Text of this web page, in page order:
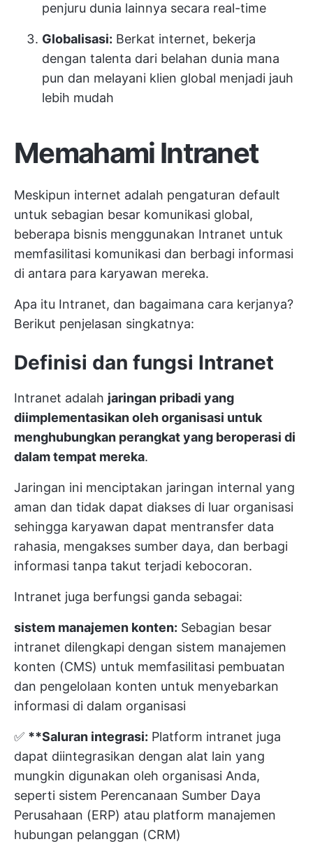
penjuru dunia lainnya secara real-time
Globalisasi: Berkat internet, bekerja
dengan talenta dari belahan dunia mana
pun dan melayani klien global menjadi jauh
lebih mudah
Memahami Intranet
Meskipun internet adalah pengaturan default
untuk sebagian besar komunikasi global,
beberapa bisnis menggunakan Intranet untuk
memfasilitasi komunikasi dan berbagi informasi
di antara para karyawan mereka.
Apa itu Intranet, dan bagaimana cara kerjanya?
Berikut penjelasan singkatnya:
Definisi dan fungsi Intranet
Intranet adalah jaringan pribadi yang
diimplementasikan oleh organisasi untuk
menghubungkan perangkat yang beroperasi di
dalam tempat mereka.
Jaringan ini menciptakan jaringan internal yang
aman dan tidak dapat diakses di luar organisasi
sehingga karyawan dapat mentransfer data
rahasia, mengakses sumber daya, dan berbagi
informasi tanpa takut terjadi kebocoran.
Intranet juga berfungsi ganda sebagai:
sistem manajemen konten: Sebagian besar
intranet dilengkapi dengan sistem manajemen
konten (CMS) untuk memfasilitasi pembuatan
dan pengelolaan konten untuk menyebarkan
informasi di dalam organisasi
✅ **Saluran integrasi: Platform intranet juga
dapat diintegrasikan dengan alat lain yang
mungkin digunakan oleh organisasi Anda,
seperti sistem Perencanaan Sumber Daya
Perusahaan (ERP) atau platform manajemen
hubungan pelanggan (CRM)